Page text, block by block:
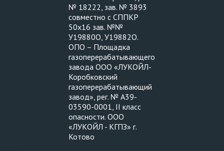
№ 18222, зав. № 3893
совместно с СППКР
50х16 зав. №№
У19880О, У19882О.
ОПО – Площадка
газоперерабатывающего
завода ООО «ЛУКОЙЛ-
Коробковский
газоперерабатывающий
завод», рег. № А39-
03590-0001, II класс
опасности. ООО
«ЛУКОЙЛ - КГПЗ» г.
Котово